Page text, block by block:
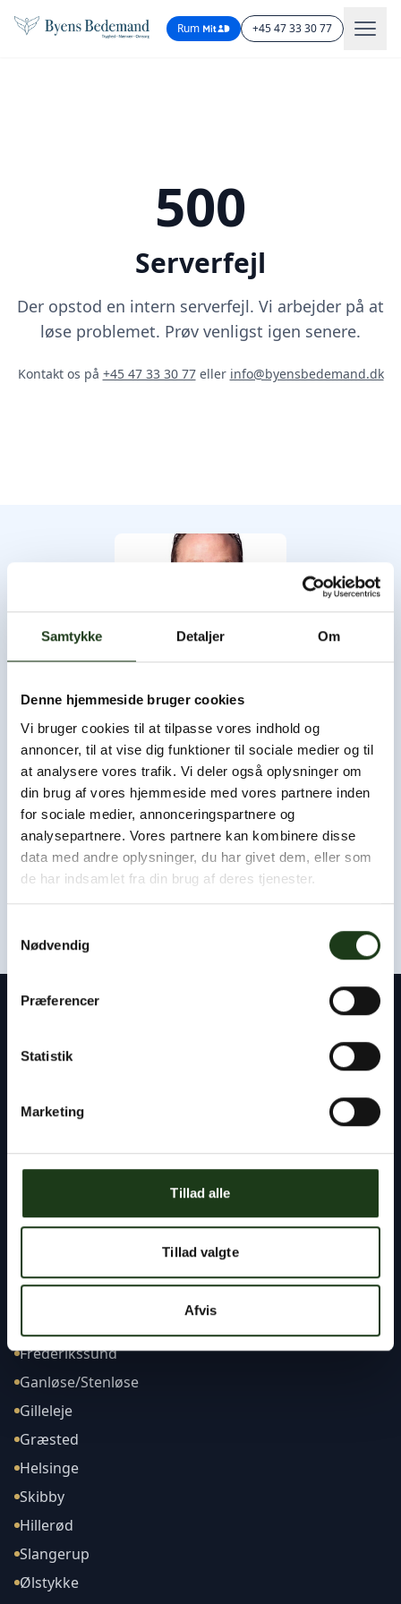
Samtykke Detaljer Om
Denne hjemmeside bruger cookies
Vi bruger cookies til at tilpasse vores indhold og
annoncer, til at vise dig funktioner til sociale medier og til
at analysere vores trafik. Vi deler også oplysninger om
din brug af vores hjemmeside med vores partnere inden
for sociale medier, annonceringspartnere og
analysepartnere. Vores partnere kan kombinere disse
data med andre oplysninger, du har givet dem, eller som
de har indsamlet fra din brug af deres tjenester.
Nødvendig
Præferencer
Statistik
Marketing
Tillad alle
Tillad valgte
Afvis
Rum +45 47 33 30 77
500
Serverfejl
Der opstod en intern serverfejl. Vi arbejder på at
løse problemet. Prøv venligst igen senere.
Kontakt os på +45 47 33 30 77eller info@byensbedemand.dk
Byens Bedemand
Byens Bedemand har åbent hele døgnet, og du er altid
velkommen til at ringe og høre nærmere.
Som udgangspunkt kan vi være hos jer eller i afdødes
hjem inden for få timer.
Kontakt os døgnet rundt
Tlf:+45 47 33 30 77
Frederikssund
Ganløse/Stenløse
Gilleleje
Græsted
Helsinge
Skibby
Hillerød
Slangerup
Ølstykke